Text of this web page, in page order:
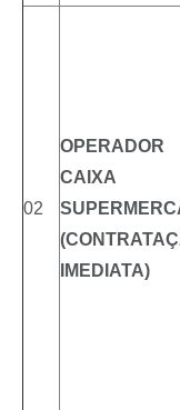
02
CAIXA
IMEDIATA)